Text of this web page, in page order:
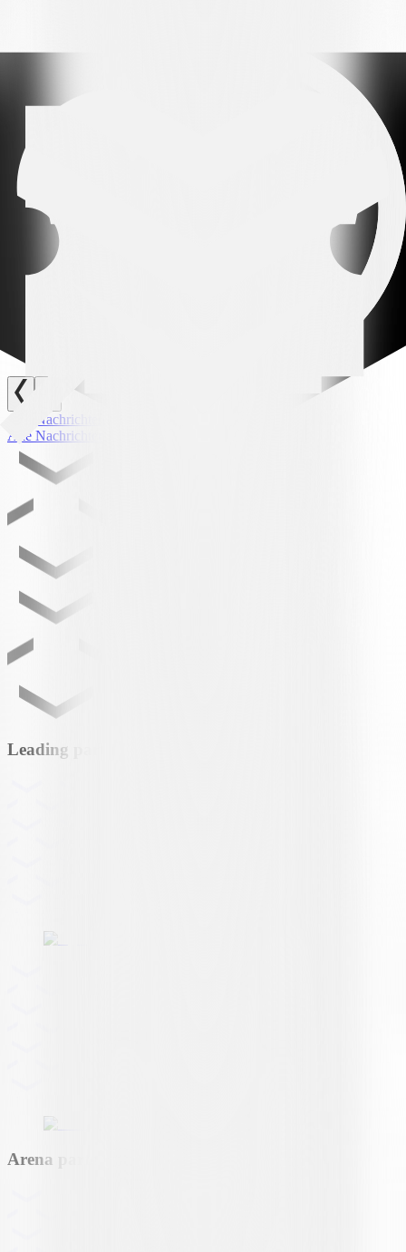
FC GRAND-SACONNEX (4-4-2):
Pinheiro; Almeida, Passi (81'
Mensah, Rahimi (81' Mbaki); Matuvunu (70' Anselme), Regillo.
Auf der Bank: Lyoth.
Trainer: Jean-Michel Aeby.
SCHIEDSRICHTER:
ASSISTENTEN:
Alle Nachrichten
Alle Nachrichten
Leading partner
Arena partner